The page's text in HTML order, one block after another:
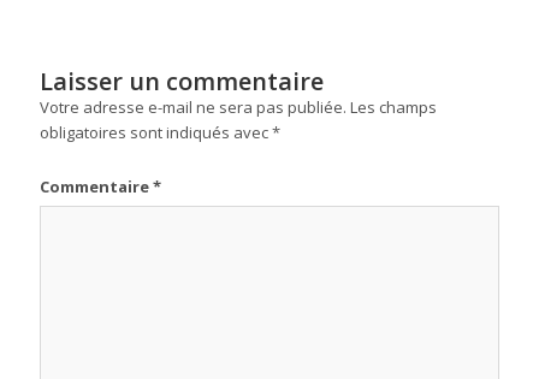
Laisser un commentaire
Votre adresse e-mail ne sera pas publiée. Les champs
obligatoires sont indiqués avec*
Commentaire*